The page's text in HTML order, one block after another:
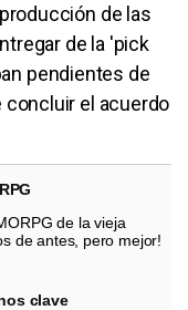
de las
de la 'pick
pendientes de
concluir el acuerdo
de la vieja
de antes, pero mejor!
clave